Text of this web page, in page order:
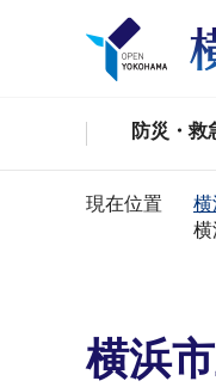
防災・救
現在位置 横
横
横浜